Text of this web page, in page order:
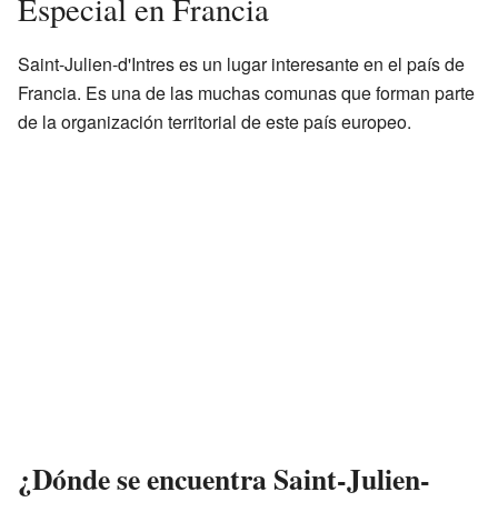
Especial en Francia
Saint-Julien-d'Intres es un lugar interesante en el país de
Francia. Es una de las muchas comunas que forman parte
de la organización territorial de este país europeo.
¿Dónde se encuentra Saint-Julien-